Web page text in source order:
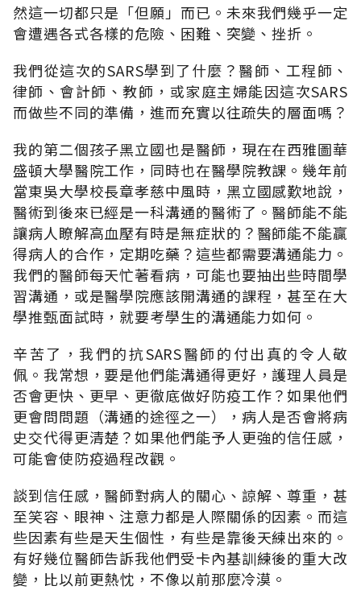
然這一切都只是「但願」而已。未來我們幾乎一定
會遭遇各式各樣的危險、困難、突變、挫折。
我們從這次的SARS學到了什麼？醫師、工程師、
律師、會計師、教師，或家庭主婦能因這次SARS
而做些不同的準備，進而充實以往疏失的層面嗎？
我的第二個孩子黑立國也是醫師，現在在西雅圖華
盛頓大學醫院工作，同時也在醫學院教課。幾年前
當東吳大學校長章孝慈中風時，黑立國感歎地說，
醫術到後來已經是一科溝通的醫術了。醫師能不能
讓病人瞭解高血壓有時是無症狀的？醫師能不能贏
得病人的合作，定期吃藥？這些都需要溝通能力。
我們的醫師每天忙著看病，可能也要抽出些時間學
習溝通，或是醫學院應該開溝通的課程，甚至在大
學推甄面試時，就要考學生的溝通能力如何。
辛苦了，我們的抗SARS醫師的付出真的令人敬
佩。我常想，要是他們能溝通得更好，護理人員是
否會更快、更早、更徹底做好防疫工作？如果他們
更會問問題（溝通的途徑之一），病人是否會將病
史交代得更清楚？如果他們能予人更強的信任感，
可能會使防疫過程改觀。
談到信任感，醫師對病人的關心、諒解、尊重，甚
至笑容、眼神、注意力都是人際關係的因素。而這
些因素有些是天生個性，有些是靠後天練出來的。
有好幾位醫師告訴我他們受卡內基訓練後的重大改
變，比以前更熱忱，不像以前那麼冷漠。